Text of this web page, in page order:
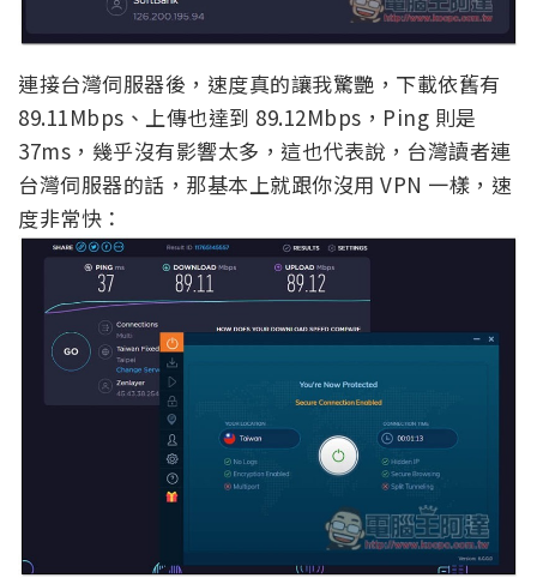
連接台灣伺服器後，速度真的讓我驚艷，下載依舊有
89.11Mbps、上傳也達到 89.12Mbps，Ping 則是
37ms，幾乎沒有影響太多，這也代表說，台灣讀者連
台灣伺服器的話，那基本上就跟你沒用 VPN 一樣，速
度非常快：